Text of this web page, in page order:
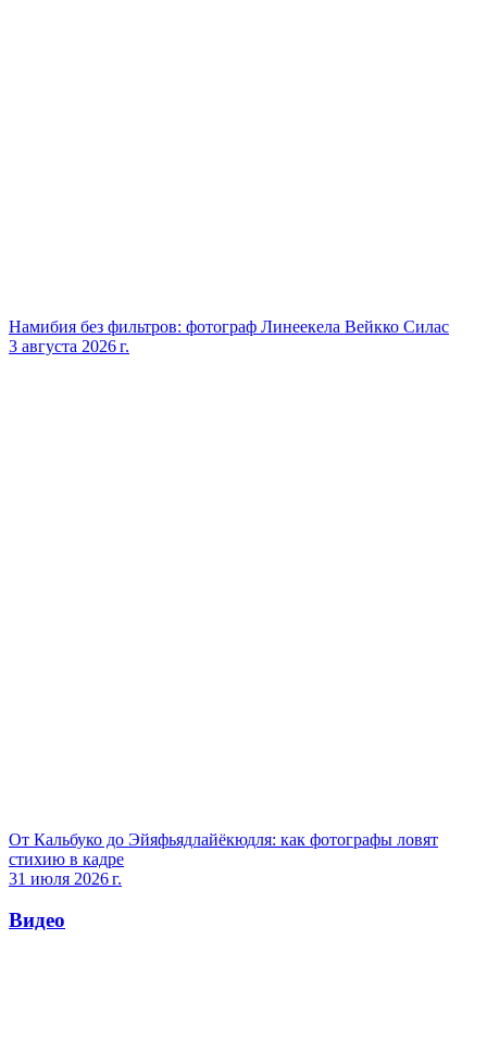
Намибия без фильтров: фотограф Линеекела Вейкко Силас
3 августа 2026 г.
От Кальбуко до Эйяфьядлайёкюдля: как фотографы ловят
стихию в кадре
31 июля 2026 г.
Видео